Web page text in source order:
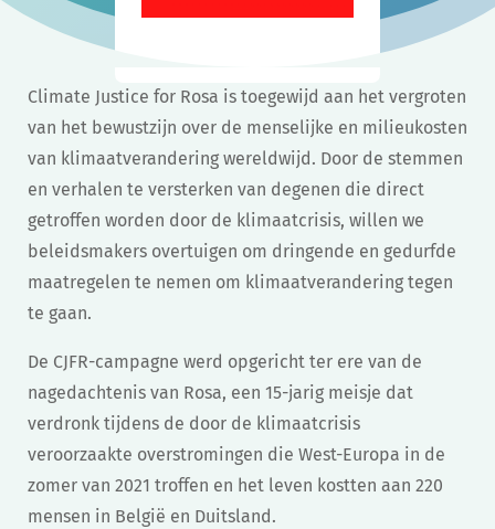
Climate Justice for Rosa is toegewijd aan het vergroten
van het bewustzijn over de menselijke en milieukosten
van klimaatverandering wereldwijd. Door de stemmen
en verhalen te versterken van degenen die direct
getroffen worden door de klimaatcrisis, willen we
beleidsmakers overtuigen om dringende en gedurfde
maatregelen te nemen om klimaatverandering tegen
te gaan.
De CJFR-campagne werd opgericht ter ere van de
nagedachtenis van Rosa, een 15-jarig meisje dat
verdronk tijdens de door de klimaatcrisis
veroorzaakte overstromingen die West-Europa in de
zomer van 2021 troffen en het leven kostten aan 220
mensen in België en Duitsland.